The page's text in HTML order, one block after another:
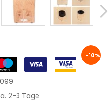
-10%
2-3 Tage